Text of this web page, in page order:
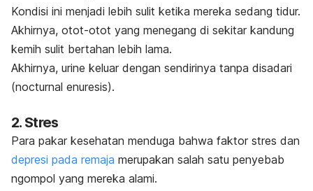
Kondisi ini menjadi lebih sulit ketika mereka sedang tidur.
Akhirnya, otot-otot yang menegang di sekitar kandung
kemih sulit bertahan lebih lama.
Akhirnya, urine keluar dengan sendirinya tanpa disadari
(nocturnal enuresis).
2. Stres
Para pakar kesehatan menduga bahwa faktor stres dan
depresi pada remaja merupakan salah satu penyebab
ngompol yang mereka alami.